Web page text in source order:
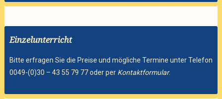
Einzelunterricht
Bitte erfragen Sie die Preise und mögliche Termine unter Telefon
0049-(0)30 – 43 55 79 77 oder per Kontaktformular.